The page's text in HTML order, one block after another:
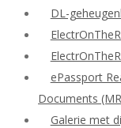
DL-
ePassport
Documents
Galerie met